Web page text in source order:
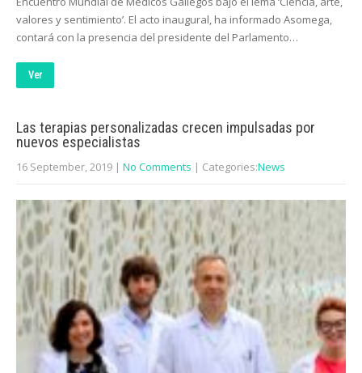
valores y sentimiento’. El acto inaugural, ha informado Asomega,
contará con la presencia del presidente del Parlamento…
Ver
Las terapias personalizadas crecen impulsadas por
nuevos especialistas
16 September, 2019 | No Comments | Categories:News